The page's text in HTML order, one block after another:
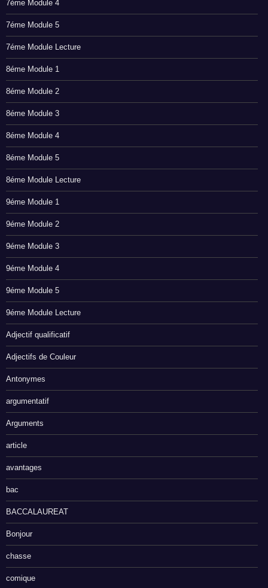
7éme Module 4
7éme Module 5
7éme Module Lecture
8éme Module 1
8éme Module 2
8éme Module 3
8éme Module 4
8éme Module 5
8éme Module Lecture
9éme Module 1
9éme Module 2
9éme Module 3
9éme Module 4
9éme Module 5
9éme Module Lecture
Adjectif qualificatif
Adjectifs de Couleur
Antonymes
argumentatif
Arguments
article
avantages
bac
BACCALAUREAT
Bonjour
chasse
comique